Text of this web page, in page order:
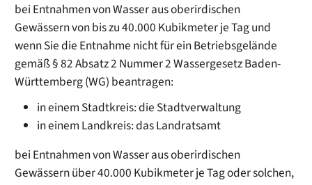
bei Entnahmen von Wasser aus oberirdischen
Gewässern von bis zu 40.000 Kubikmeter je Tag und
wenn Sie die Entnahme nicht für ein Betriebsgelände
gemäß § 82 Absatz 2 Nummer 2 Wassergesetz Baden-
Württemberg (WG) beantragen:
in einem Stadtkreis: die Stadtverwaltung
in einem Landkreis: das Landratsamt
bei Entnahmen von Wasser aus oberirdischen
Gewässern über 40.000 Kubikmeter je Tag oder solchen,